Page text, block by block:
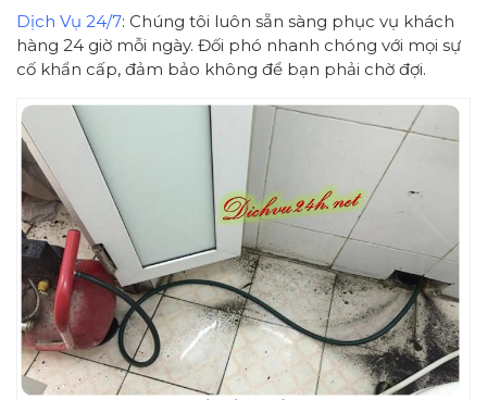
Dịch Vụ 24/7: Chúng tôi luôn sẵn sàng phục vụ khách
hàng 24 giờ mỗi ngày. Đối phó nhanh chóng với mọi sự
cố khẩn cấp, đảm bảo không để bạn phải chờ đợi.